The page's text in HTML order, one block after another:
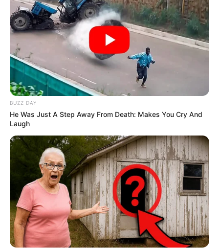
BUZZ DAY
He Was Just A Step Away From Death: Makes You Cry And
Laugh